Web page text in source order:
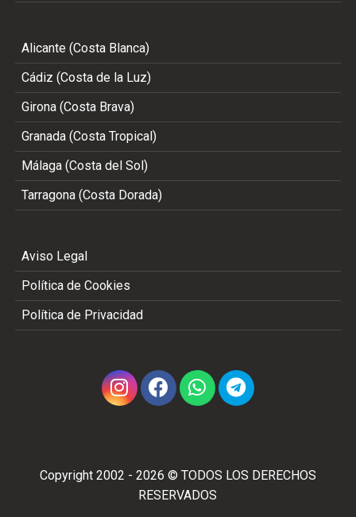
Alicante (Costa Blanca)
Cádiz (Costa de la Luz)
Girona (Costa Brava)
Granada (Costa Tropical)
Málaga (Costa del Sol)
Tarragona (Costa Dorada)
Aviso Legal
Política de Cookies
Política de Privacidad
Copyright 2002 - 2026 © TODOS LOS DERECHOS
RESERVADOS